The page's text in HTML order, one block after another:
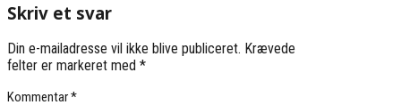
Skriv et svar
Din e-mailadresse vil ikke blive publiceret. Krævede
felter er markeret med *
Kommentar*